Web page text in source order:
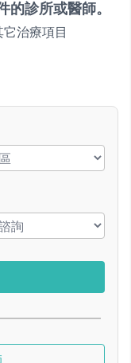
的診所或醫師。
治療項目